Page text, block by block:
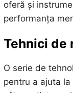
oferă și
performanța
Tehnici de
O serie de
pentru a ajuta